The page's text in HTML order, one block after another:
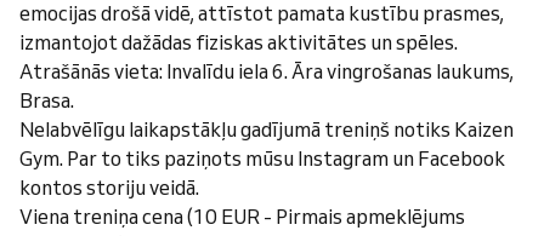
emocijas drošā vidē, attīstot pamata kustību prasmes,
izmantojot dažādas fiziskas aktivitātes un spēles.
Atrašānās vieta: Invalīdu iela 6. Āra vingrošanas laukums,
Brasa.
Nelabvēlīgu laikapstākļu gadījumā treniņš notiks Kaizen
Gym. Par to tiks paziņots mūsu Instagram un Facebook
kontos storiju veidā.
Viena treniņa cena (10 EUR - Pirmais apmeklējums